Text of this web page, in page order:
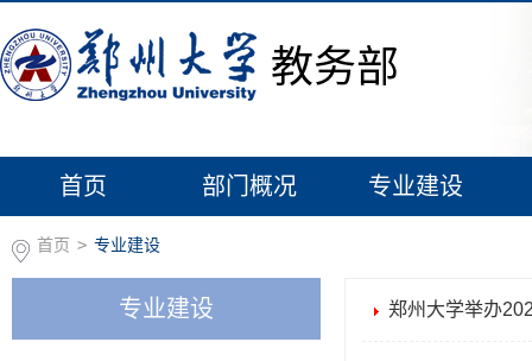
教务部
首页 部门概况 专业建设
首页 > 专业建设
专业建设 郑州大学举办